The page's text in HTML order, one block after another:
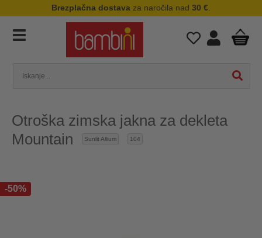
Brezplačna dostava za naročila nad 30 €
Otroška zimska jakna za dekleta
Mountain
Sunlit Allium 104
-50%